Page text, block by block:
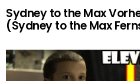
Sydney to the Max
(Sydney to the Max